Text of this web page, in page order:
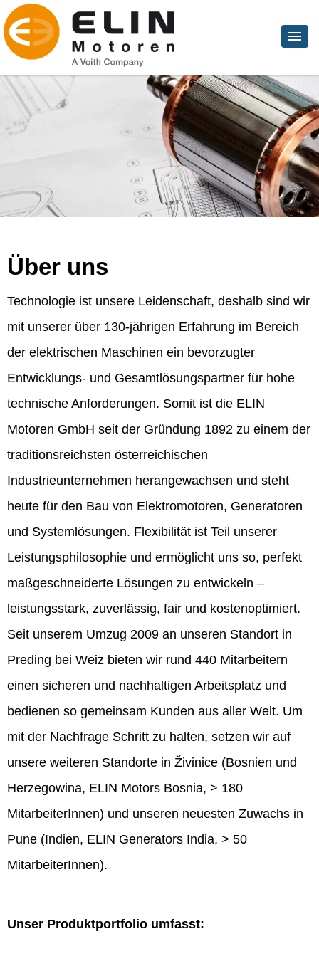
Über uns
Technologie ist unsere Leidenschaft, deshalb sind wir
mit unserer über 130-jährigen Erfahrung im Bereich
der elektrischen Maschinen ein bevorzugter
Entwicklungs- und Gesamtlösungspartner für hohe
technische Anforderungen. Somit ist die ELIN
Motoren GmbH seit der Gründung 1892 zu einem der
traditionsreichsten österreichischen
Industrieunternehmen herangewachsen und steht
heute für den Bau von Elektromotoren, Generatoren
und Systemlösungen. Flexibilität ist Teil unserer
Leistungsphilosophie und ermöglicht uns so, perfekt
maßgeschneiderte Lösungen zu entwickeln –
leistungsstark, zuverlässig, fair und kostenoptimiert.
Seit unserem Umzug 2009 an unseren Standort in
Preding bei Weiz bieten wir rund 440 Mitarbeitern
einen sicheren und nachhaltigen Arbeitsplatz und
bedienen so gemeinsam Kunden aus aller Welt. Um
mit der Nachfrage Schritt zu halten, setzen wir auf
unsere weiteren Standorte in Živinice (Bosnien und
Herzegowina, ELIN Motors Bosnia, > 180
MitarbeiterInnen) und unseren neuesten Zuwachs in
Pune (Indien, ELIN Generators India, > 50
MitarbeiterInnen).
Unser Produktportfolio umfasst: